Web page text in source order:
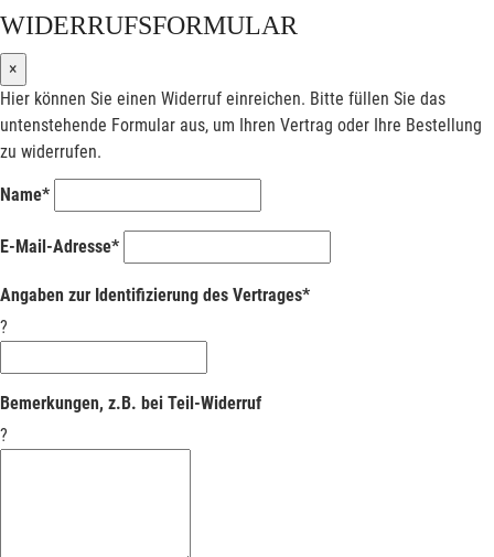
WIDERRUFSFORMULAR
×
Hier können Sie einen Widerruf einreichen. Bitte füllen Sie das
untenstehende Formular aus, um Ihren Vertrag oder Ihre Bestellung
zu widerrufen.
Name*
E-Mail-Adresse*
Angaben zur Identifizierung des Vertrages*
?
Bemerkungen, z.B. bei Teil-Widerruf
?